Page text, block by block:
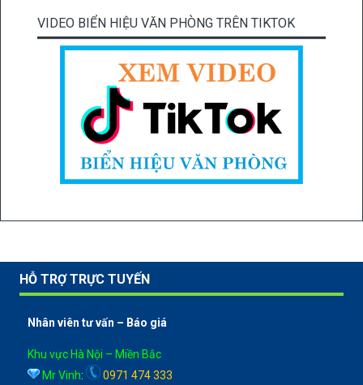
VIDEO BIỂN HIỆU VĂN PHÒNG TRÊN TIKTOK
HỖ TRỢ TRỰC TUYẾN
Nhân viên tư vấn – Báo giá
Khu vực Hà Nội – Miền Bắc
Mr Vinh:
0971 474 333